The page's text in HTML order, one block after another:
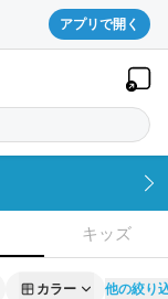
アプリで開く
キッズ
カラー 他の絞り